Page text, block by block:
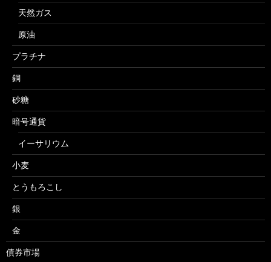
天然ガス
原油
プラチナ
銅
砂糖
暗号通貨
イーサリウム
小麦
とうもろこし
銀
金
債券市場